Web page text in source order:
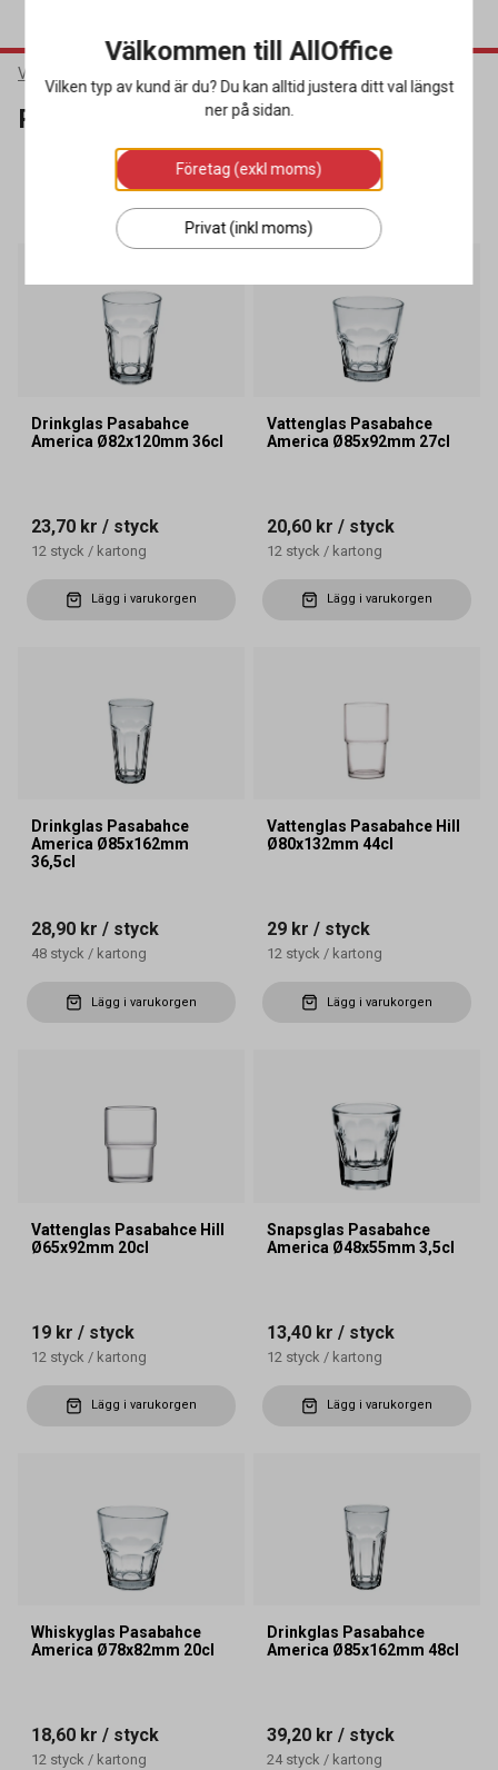
Varumärken
Pasabahce
SORTERA
9 produkter
Drinkglas Pasabahce
America Ø82x120mm 36cl
23,70 kr / styck
12 styck / kartong
Lägg i varukorgen
Vattenglas Pasabahce
America Ø85x92mm 27cl
20,60 kr / styck
12 styck / kartong
Lägg i varukorgen
Drinkglas Pasabahce
America Ø85x162mm
36,5cl
28,90 kr / styck
48 styck / kartong
Lägg i varukorgen
Vattenglas Pasabahce Hill
Ø80x132mm 44cl
29 kr / styck
12 styck / kartong
Lägg i varukorgen
Vattenglas Pasabahce Hill
Ø65x92mm 20cl
19 kr / styck
12 styck / kartong
Lägg i varukorgen
Snapsglas Pasabahce
America Ø48x55mm 3,5cl
13,40 kr / styck
12 styck / kartong
Lägg i varukorgen
Whiskyglas Pasabahce
America Ø78x82mm 20cl
18,60 kr / styck
12 styck / kartong
Drinkglas Pasabahce
America Ø85x162mm 48cl
39,20 kr / styck
24 styck / kartong
Välkommen till AllOffice
Vilken typ av kund är du? Du kan alltid justera ditt val längst
ner på sidan.
Företag (exkl moms)
Privat (inkl moms)